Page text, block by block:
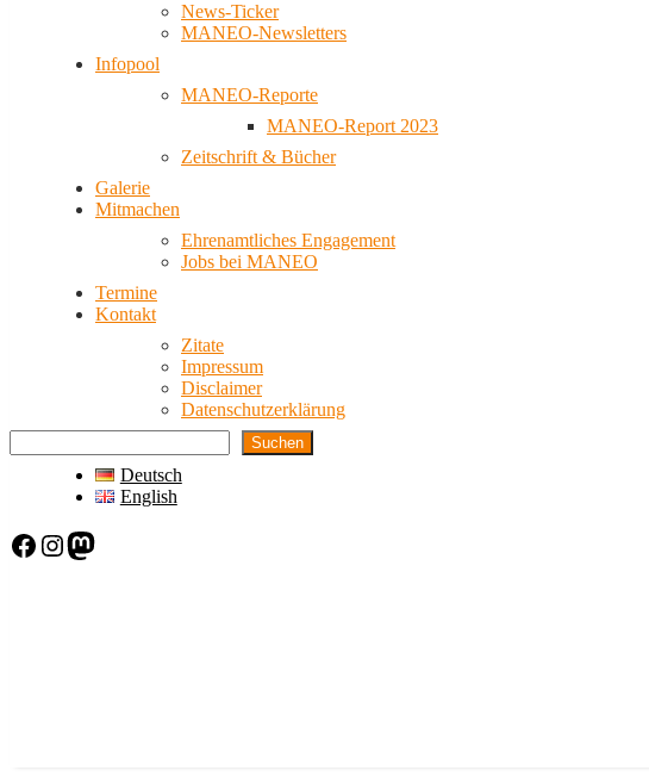
News-Ticker
MANEO-Newsletters
Infopool
MANEO-Reporte
MANEO-Report 2023
Zeitschrift & Bücher
Galerie
Mitmachen
Ehrenamtliches Engagement
Jobs bei MANEO
Termine
Kontakt
Zitate
Impressum
Disclaimer
Datenschutzerklärung
Suchen
Deutsch
English
Facebook Instagram Mastodon